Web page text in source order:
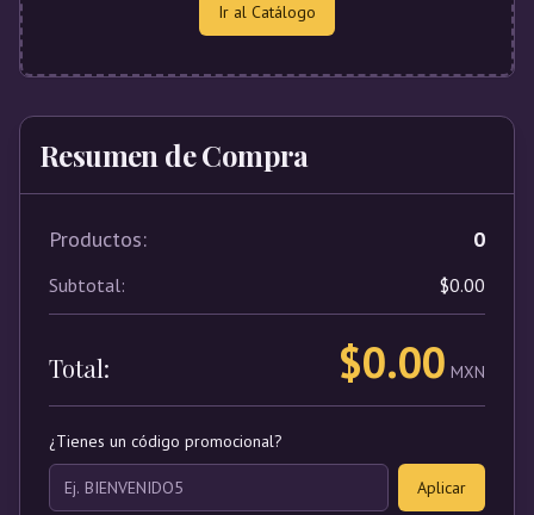
Ir al Catálogo
Resumen de Compra
Productos: 0
Subtotal: $0.00
Total: $0.00 MXN
¿Tienes un código promocional?
Aplicar